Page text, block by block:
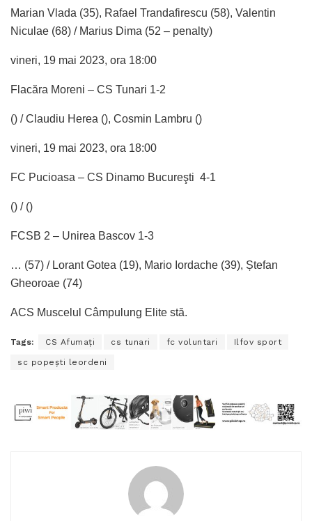
Marian Vlada (35), Rafael Trandafirescu (58), Valentin
Niculae (68) / Marius Dima (52 – penalty)
vineri, 19 mai 2023, ora 18:00
Flacăra Moreni – CS Tunari 1-2
() / Claudiu Herea (), Cosmin Lambru ()
vineri, 19 mai 2023, ora 18:00
FC Pucioasa – CS Dinamo Bucureşti 4-1
() / ()
FCSB 2 – Unirea Bascov 1-3
… (57) / Lorant Gotea (19), Mario Iordache (39), Ștefan
Gheoroae (74)
ACS Muscelul Câmpulung Elite stă.
Tags: CS Afumaţi cs tunari fc voluntari Ilfov sport
sc popeşti leordeni